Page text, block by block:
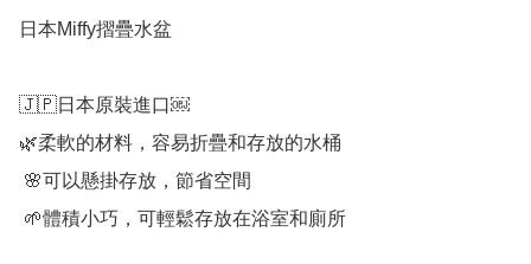
日本Miffy摺疊水盆
🇯🇵日本原裝進口￼
🌿柔軟的材料，容易折疊和存放的水桶